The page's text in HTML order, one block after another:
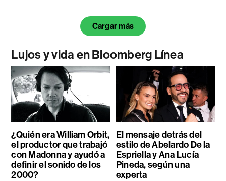
Cargar más
Lujos y vida en Bloomberg Línea
¿Quién era William Orbit,
el productor que trabajó
con Madonna y ayudó a
definir el sonido de los
2000?
El mensaje detrás del
estilo de Abelardo De la
Espriella y Ana Lucía
Pineda, según una
experta